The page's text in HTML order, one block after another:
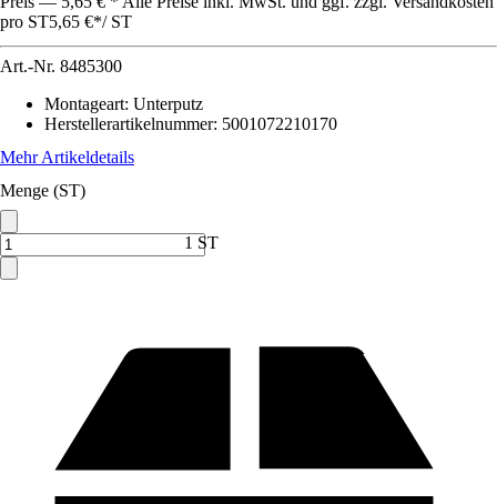
pro ST5,65 €*/ ST
Art.-Nr. 8485300
Montageart: Unterputz
Herstellerartikelnummer: 5001072210170
Mehr Artikeldetails
Menge (ST)
1 ST